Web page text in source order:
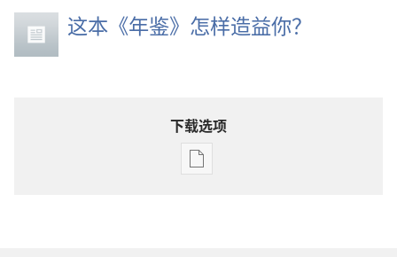
这本《年鉴》怎样造益你？
下载选项
出